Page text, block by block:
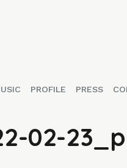
PROFILE PRESS
02-